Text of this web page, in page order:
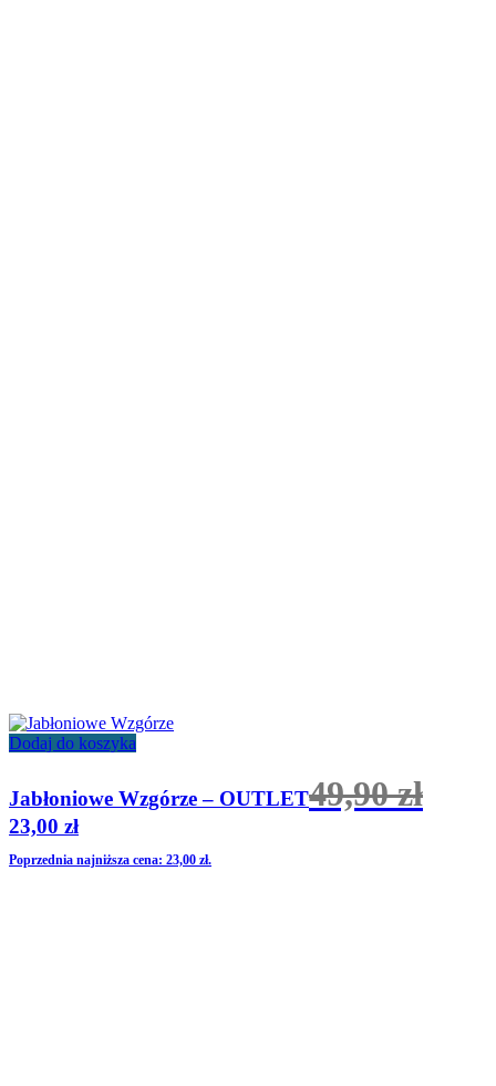
Dodaj do koszyka
Jabłoniowe Wzgórze – OUTLET49,90zł
Pierwotna
cena
wynosiła:
23,00 złAktualna
cena
wynosi:
Poprzednia najniższa cena: 23,00 zł.